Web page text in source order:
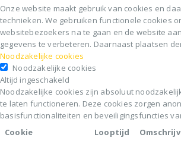
Onze website maakt gebruik van cookies en
technieken. We gebruiken functionele cookies
websitebezoekers na te gaan en de website
gegevens te verbeteren. Daarnaast plaatsen
Noodzakelijke cookies
Noodzakelijke cookies
Altijd ingeschakeld
Noodzakelijke cookies zijn absoluut
te laten functioneren. Deze cookies zorgen
basisfunctionaliteiten en beveiligingsfuncties
Cookie
Looptijd